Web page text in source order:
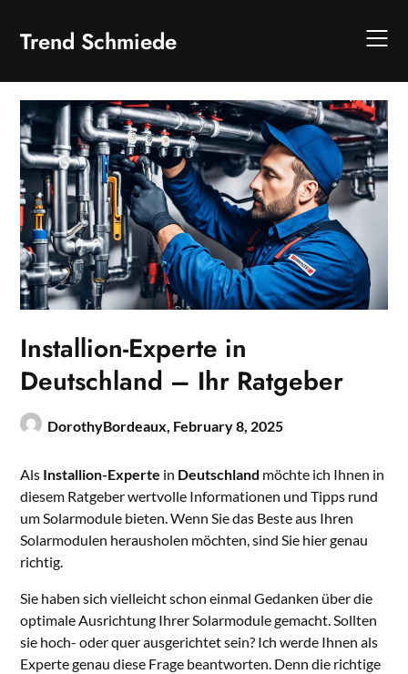
content
Trend Schmiede
Installion-Experte in
Deutschland – Ihr Ratgeber
DorothyBordeaux, February 8, 2025
Als Installion-Experte in Deutschland möchte ich Ihnen in
diesem Ratgeber wertvolle Informationen und Tipps rund
um Solarmodule bieten. Wenn Sie das Beste aus Ihren
Solarmodulen herausholen möchten, sind Sie hier genau
richtig.
Sie haben sich vielleicht schon einmal Gedanken über die
optimale Ausrichtung Ihrer Solarmodule gemacht. Sollten
sie hoch- oder quer ausgerichtet sein? Ich werde Ihnen als
Experte genau diese Frage beantworten. Denn die richtige